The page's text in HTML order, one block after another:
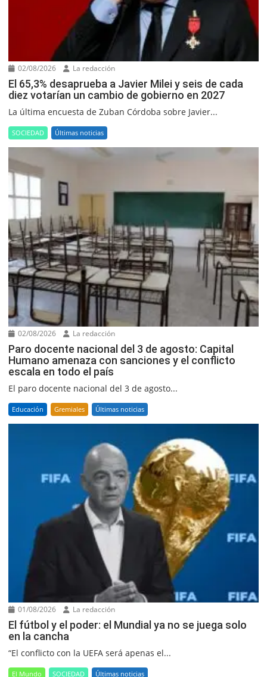
02/08/2026 La redacción
El 65,3% desaprueba a Javier Milei y seis de cada
diez votarían un cambio de gobierno en 2027
La última encuesta de Zuban Córdoba sobre Javier...
SOCIEDAD Últimas noticias
02/08/2026 La redacción
Paro docente nacional del 3 de agosto: Capital
Humano amenaza con sanciones y el conflicto
escala en todo el país
El paro docente nacional del 3 de agosto...
Educación Gremiales Últimas noticias
01/08/2026 La redacción
El fútbol y el poder: el Mundial ya no se juega solo
en la cancha
“El conflicto con la UEFA será apenas el...
El Mundo SOCIEDAD Últimas noticias